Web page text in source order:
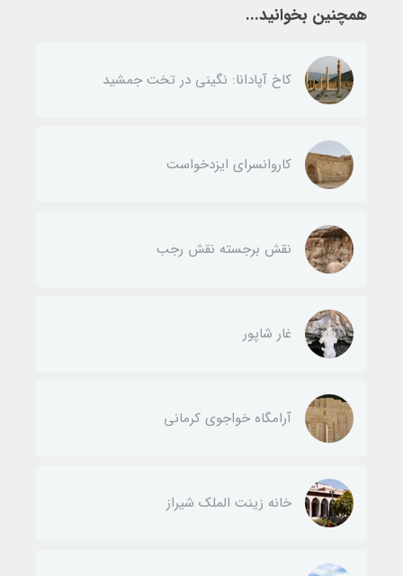
همچنین بخوانید...
کاخ آپادانا: نگینی در تخت جمشید
کاروانسرای ایزدخواست
نقش برجسته نقش رجب
غار شاپور
آرامگاه خواجوی کرمانی
خانه زینت الملک شیراز